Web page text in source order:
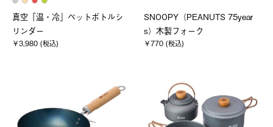
真空「温・冷」ペットボトルシ
リンダー
￥3,980 (税込)
SNOOPY（PEANUTS 75year
s）木製フォーク
￥770 (税込)